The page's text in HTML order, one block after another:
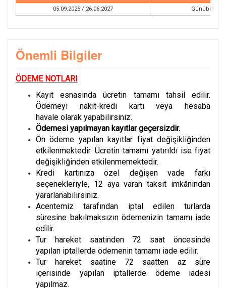
05.09.2026 / 26.06.2027
Günübirlik
Önemli Bilgiler
ÖDEME NOTLARI
Kayıt esnasında ücretin tamamı tahsil edilir.
Ödemeyi nakit-kredi kartı veya hesaba
havale olarak yapabilirsiniz.
Ödemesi yapılmayan kayıtlar geçersizdir.
Ön ödeme yapılan kayıtlar fiyat değişikliğinden
etkilenmektedir. Ücretin tamamı yatırıldı ise fiyat
değişikliğinden etkilenmemektedir.
Kredi kartınıza özel değişen vade farkı
seçenekleriyle, 12 aya varan taksit imkânından
yararlanabilirsiniz.
Acentemiz tarafından iptal edilen turlarda
süresine bakılmaksızın ödemenizin tamamı iade
edilir.
Tur hareket saatinden 72 saat öncesinde
yapılan iptallerde ödemenin tamamı iade edilir.
Tur hareket saatine 72 saatten az süre
içerisinde yapılan iptallerde ödeme iadesi
yapılmaz.